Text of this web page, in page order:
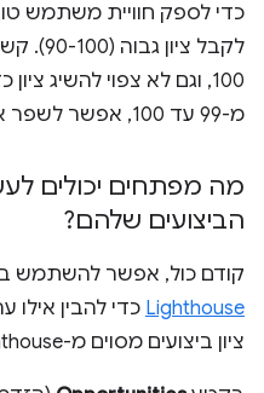
כדי לספק חוויית משתמש
לקבל
100, וגם לא צפוי להשיג
מ-99 עד 100, אפשר לשפר את אותו מדד של 90 עד 94.
מה מפתחים יכולים
הביצועים שלהם?
קודם כול, אפשר להשתמש ב
Lighthouse כדי להבין אילו
ציון ביצועים מסוים מ-Lighthouse.